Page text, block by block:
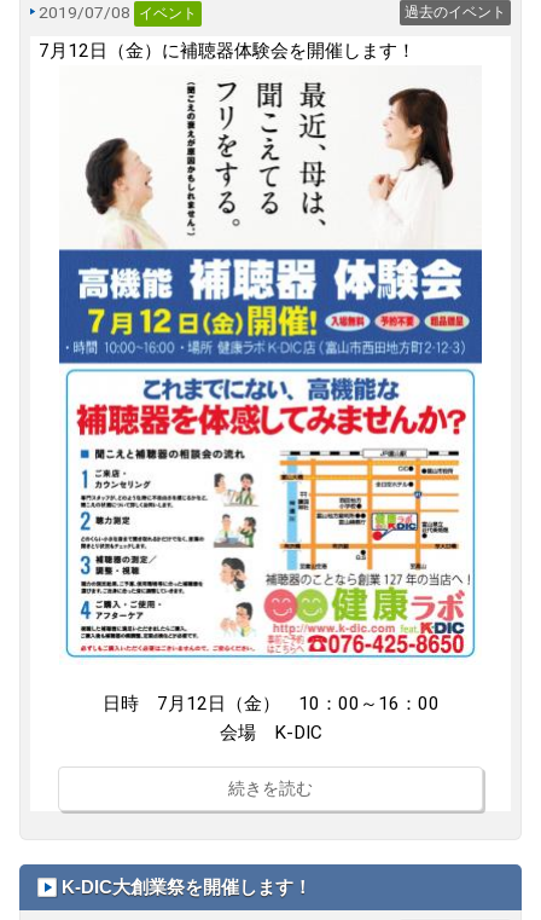
過去のイベント
2019/07/08 イベント
7月12日（金）に補聴器体験会を開催します！
日時 7月12日（金） 10：00～16：00
会場 K-DIC
続きを読む
K-DIC大創業祭を開催します！